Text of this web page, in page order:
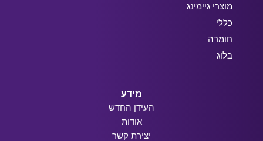
מוצרי גיימינג
כללי
חומרה
בלוג
מידע
העידן החדש
אודות
יצירת קשר